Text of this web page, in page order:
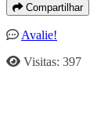
Compartilhar
Avalie!
Visitas: 397